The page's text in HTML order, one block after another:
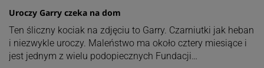
Uroczy Garry czeka na dom
Ten śliczny kociak na zdjęciu to Garry. Czarniutki jak heban
i niezwykle uroczy. Maleństwo ma około cztery miesiące i
jest jednym z wielu podopiecznych Fundacji…